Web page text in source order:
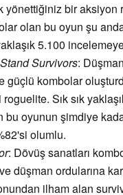
yönettiğiniz bir aksiyon
olan bu oyun şu
5.100
Survivors:
güçlü kombolar
Sık sık
bu oyunun şimdiye
olumlu.
: Dövüş sanatları
düşman ordularına
ilham alan